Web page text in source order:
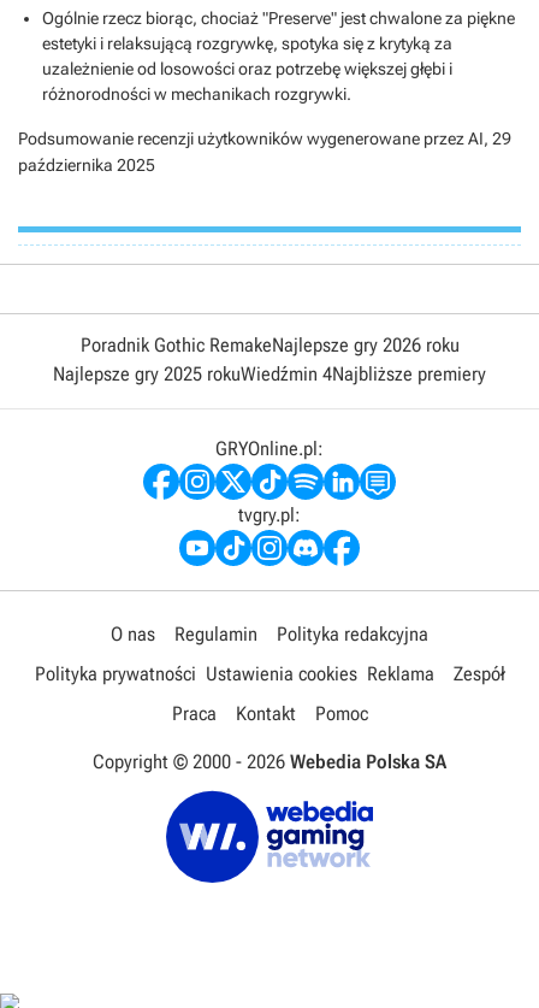
Ogólnie rzecz biorąc, chociaż "Preserve" jest chwalone za piękne
estetyki i relaksującą rozgrywkę, spotyka się z krytyką za
uzależnienie od losowości oraz potrzebę większej głębi i
różnorodności w mechanikach rozgrywki.
Podsumowanie recenzji użytkowników wygenerowane przez AI, 29
października 2025
Poradnik Gothic RemakeNajlepsze gry 2026 roku
Najlepsze gry 2025 rokuWiedźmin 4Najbliższe premiery
GRYOnline.pl:
tvgry.pl:
O nas Regulamin
Polityka redakcyjna
Polityka prywatności Ustawienia cookies Reklama
Zespół
Praca
Kontakt Pomoc
Copyright © 2000 - 2026 Webedia Polska SA